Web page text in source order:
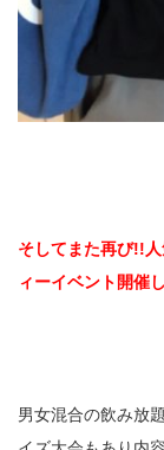
そしてまた再び!!
ィーイベント開催
男女混合の飲み放